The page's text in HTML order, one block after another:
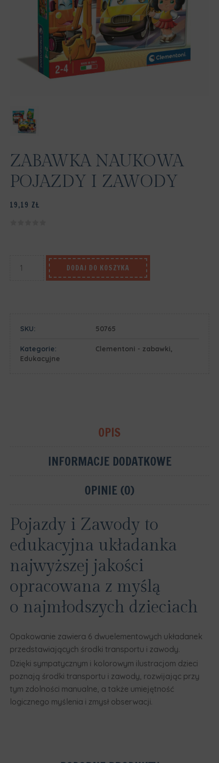
ZABAWKA NAUKOWA
POJAZDY I ZAWODY
19,19 ZŁ
DODAJ DO KOSZYKA
SKU: 50765
Kategorie: Clementoni - zabawki,
Edukacyjne
OPIS
INFORMACJE DODATKOWE
OPINIE (0)
Pojazdy i Zawody to
edukacyjna układanka
najwyższej jakości
opracowana z myślą
o najmłodszych dzieciach
Opakowanie zawiera 6 dwuelementowych układanek
przedstawiających środki transportu i zawody.
Dzięki sympatycznym i kolorowym ilustracjom dzieci
poznają środki transportu i zawody, rozwijając przy
tym zdolności manualne, a także umiejętność
logicznego myślenia i zmysł obserwacji.